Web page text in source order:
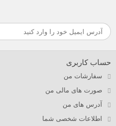
حساب کاربری
سفارشات من
صورت های مالی من
آدرس های من
اطلاعات شخصی شما